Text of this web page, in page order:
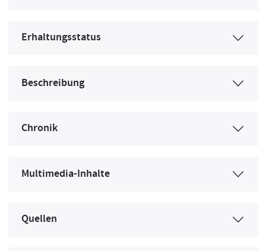
Erhaltungsstatus
Beschreibung
Chronik
Multimedia-Inhalte
Quellen